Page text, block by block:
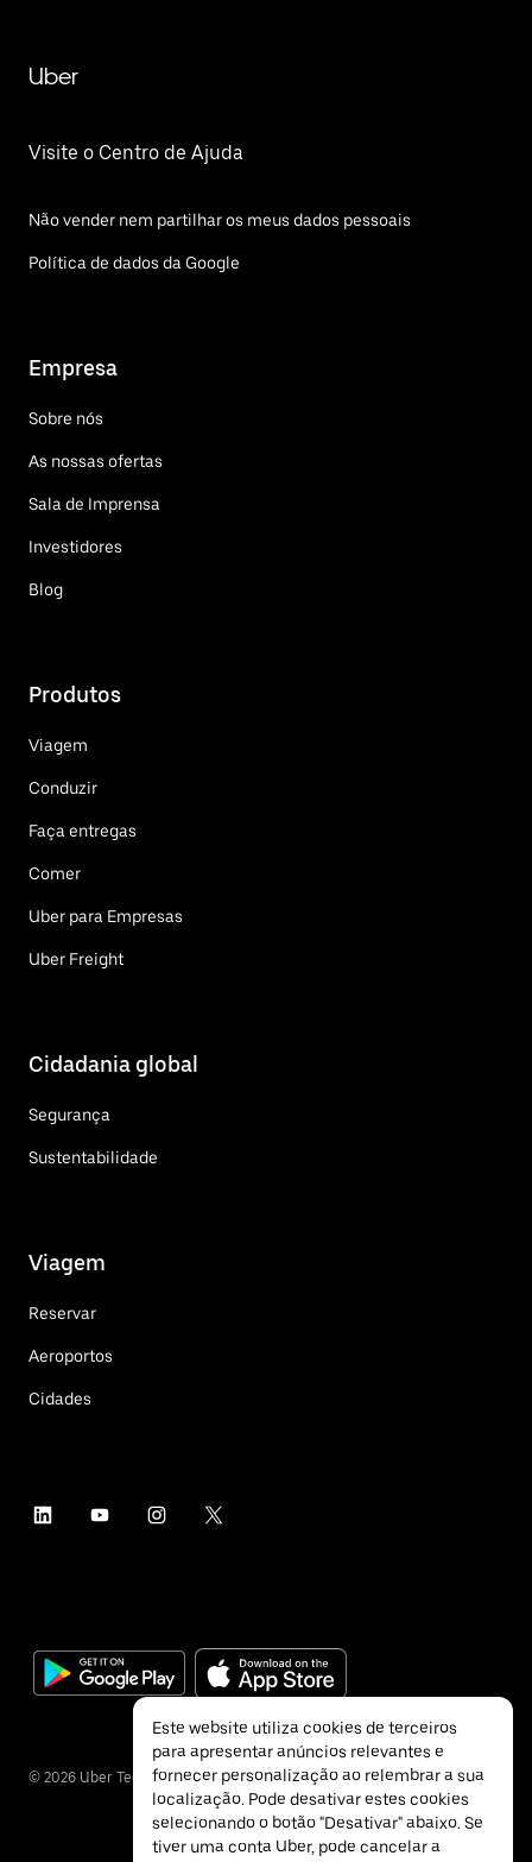
Uber
Visite o Centro de Ajuda
Não vender nem partilhar os meus dados pessoais
Política de dados da Google
Empresa
Sobre nós
As nossas ofertas
Sala de Imprensa
Investidores
Blog
Produtos
Viagem
Conduzir
Faça entregas
Comer
Uber para Empresas
Uber Freight
Cidadania global
Segurança
Sustentabilidade
Viagem
Reservar
Aeroportos
Cidades
© 2026 Uber Technologies Inc.
Este website utiliza cookies de terceiros
para apresentar anúncios relevantes e
fornecer personalização ao relembrar a sua
localização. Pode desativar estes cookies
selecionando o botão "Desativar" abaixo. Se
tiver uma conta Uber, pode cancelar a